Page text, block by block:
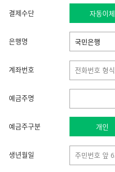
결제수단 자동이체
은행명
계좌번호
예금주명
예금주구분 개인
생년월일